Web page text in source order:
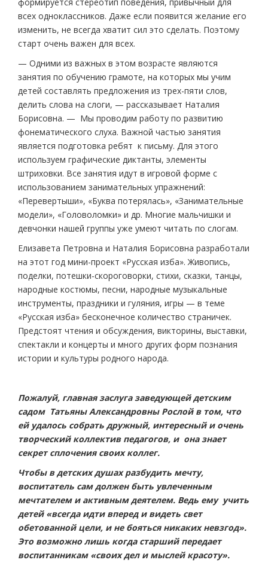
всех одноклассников. Даже если появится желание его
изменить, не всегда хватит сил это сделать. Поэтому
старт очень важен для всех.
— Одними из важных в этом возрасте являются
занятия по обучению грамоте, на которых мы учим
детей составлять предложения из трех-пяти слов,
делить слова на слоги, — рассказывает Наталия
Борисовна. — Мы проводим работу по развитию
фонематического слуха. Важной частью занятия
является подготовка ребят к письму. Для этого
используем графические диктанты, элементы
штриховки. Все занятия идут в игровой форме с
использованием занимательных упражнений:
«Перевертыши», «Буква потерялась», «Занимательные
модели», «Головоломки» и др. Многие мальчишки и
девчонки нашей группы уже умеют читать по слогам.
Елизавета Петровна и Наталия Борисовна разработали
на этот год мини-проект «Русская изба». Живопись,
поделки, потешки-скороговорки, стихи, сказки, танцы,
народные костюмы, песни, народные музыкальные
инструменты, праздники и гуляния, игры — в теме
«Русская изба» бесконечное количество страничек.
Предстоят чтения и обсуждения, викторины, выставки,
спектакли и концерты и много других форм познания
истории и культуры родного народа.
Пожалуй, главная заслуга заведующей детским
садом Татьяны Александровны Рослой в том, что
ей удалось собрать дружный, интересный и очень
творческий коллектив педагогов, и она знает
секрет сплочения своих коллег.
Чтобы в детских душах разбудить мечту,
воспитатель сам должен быть увлеченным
мечтателем и активным деятелем. Ведь ему учить
детей «всегда идти вперед и видеть свет
обетованной цели, и не бояться никаких невзгод».
Это возможно лишь когда старший передает
воспитанникам «своих дел и мыслей красоту».